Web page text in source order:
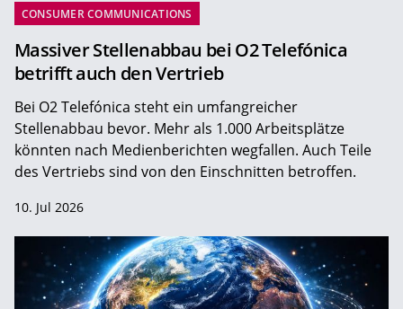
CONSUMER COMMUNICATIONS
Massiver Stellenabbau bei O2 Telefónica
betrifft auch den Vertrieb
Bei O2 Telefónica steht ein umfangreicher
Stellenabbau bevor. Mehr als 1.000 Arbeitsplätze
könnten nach Medienberichten wegfallen. Auch Teile
des Vertriebs sind von den Einschnitten betroffen.
10. Jul 2026